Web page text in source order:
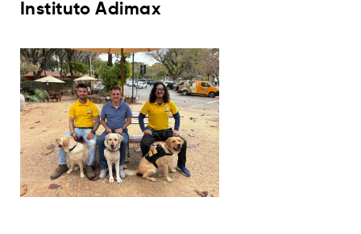
Instituto Adimax